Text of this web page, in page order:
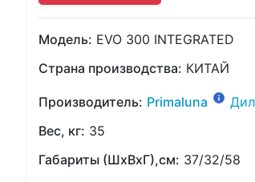
Модель: EVO 300 INTEGRATED
Страна производства: КИТАЙ
Производитель: Primaluna
Вес, кг: 35
Габариты (ШхВхГ),см: 37/32/58